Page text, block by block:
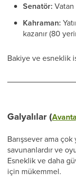
Senatör:
Kahraman:
kazanır (80
Bakiye ve esneklik
Galyalılar (
Barışsever ama
savunanlardır ve
Esneklik ve daha
için mükemmel.